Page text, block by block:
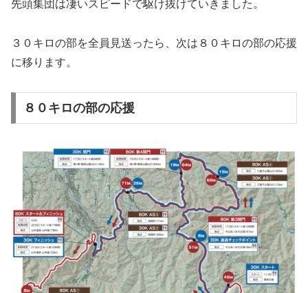
先頭集団は凄いスピードで駆け抜けていきました。
３０キロの部を全員見送ったら、次は８０キロの部の応援
に移ります。
８０キロの部の応援